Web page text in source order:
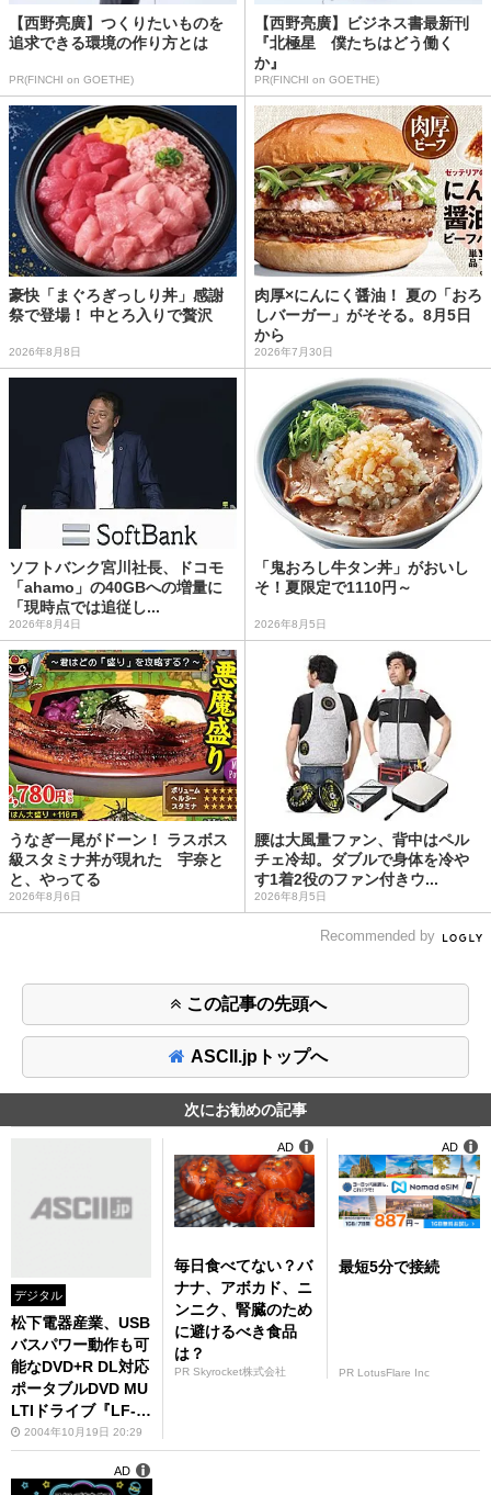
【西野亮廣】つくりたいものを
追求できる環境の作り方とは
PR(FINCHI on GOETHE)
【西野亮廣】ビジネス書最新刊
『北極星 僕たちはどう働く
か』
PR(FINCHI on GOETHE)
豪快「まぐろぎっしり丼」感謝
祭で登場！ 中とろ入りで贅沢
2026年8月8日
肉厚×にんにく醤油！ 夏の「おろ
しバーガー」がそそる。8月5日
から
2026年7月30日
ソフトバンク宮川社長、ドコモ
「ahamo」の40GBへの増量に
「現時点では追従し...
2026年8月4日
「鬼おろし牛タン丼」がおいし
そ！夏限定で1110円～
2026年8月5日
うなぎ一尾がドーン！ ラスボス
級スタミナ丼が現れた 宇奈と
と、やってる
2026年8月6日
腰は大風量ファン、背中はペル
チェ冷却。ダブルで身体を冷や
す1着2役のファン付きウ...
2026年8月5日
Recommended by
この記事の先頭へ
ASCII.jpトップへ
次にお勧めの記事
デジタル
松下電器産業、USB
バスパワー動作も可
能なDVD+R DL対応
ポータブルDVD MU
LTIドライブ『LF-P
767C』を発売
2004年10月19日 20:29
毎日食べてない？バ
ナナ、アボカド、ニ
ンニク、腎臓のため
に避けるべき食品
は？
PR Skyrocket株式会社
AD
最短5分で接続
PR LotusFlare Inc
AD
AD